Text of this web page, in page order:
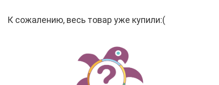
К сожалению, весь товар уже купили:(